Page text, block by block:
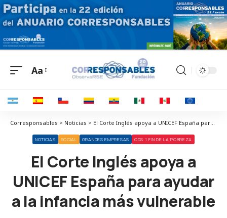
Aa
Corresponsables > Noticias > El Corte Inglés apoya a UNICEF España para ayudar a la infancia más vulnerable
NOTICIAS SOCIAL GRANDES EMPRESAS ODS 1 FIN DE LA POBREZA
El Corte Inglés apoya a
UNICEF España para ayudar
a la infancia más vulnerable